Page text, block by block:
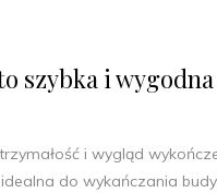
szybka i wygodna
i wygląd
do wykańczania